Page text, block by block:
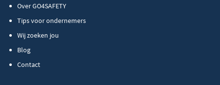
Over GO4SAFETY
Tips voor ondernemers
Wij zoeken jou
Blog
Contact